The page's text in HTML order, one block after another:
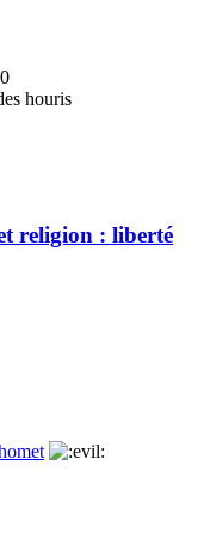
houris
religion : liberté